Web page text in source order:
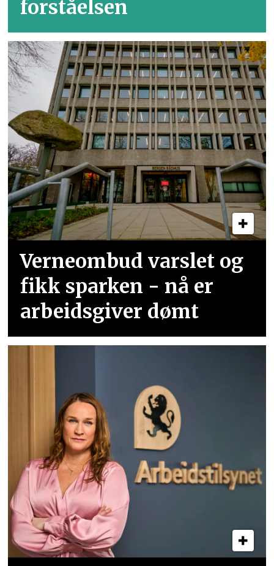
forståelsen
Verneombud varslet og
fikk sparken - nå er
arbeidsgiver dømt